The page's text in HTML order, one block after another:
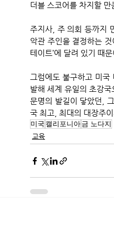
더블 스코어를 차지할
주지사, 주 의회 등까지
악관 주인을 결정하는
테이트’에 달려 있기 때
그럼에도 불구하고 미국
발해 세계 유일의 초강
문명의 발길이 닿았던,
국 최고, 최대의 대장주
미국 캘리포니아금 노다지
교육